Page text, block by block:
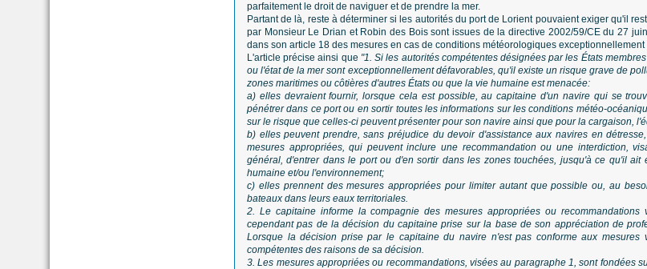
parfaitement le droit de naviguer et de prendre la mer.
Partant de là, reste à déterminer si les autorités du port de Lorient pouvaient exiger qu'il
par Monsieur Le Drian et Robin des Bois sont issues de la directive 2002/59/CE du 27
dans son article 18 des mesures en cas de conditions météorologiques
L'article précise ainsi que "1. Si les autorités compétentes désignées par les États
ou l'état de la mer sont exceptionnellement défavorables, qu'il existe un risque grave de
zones maritimes ou côtières d'autres États ou que la vie humaine est menacée:
a) elles devraient fournir, lorsque cela est possible, au capitaine d'un navire qui se
pénétrer dans ce port ou en sortir toutes les informations sur les conditions météo-
sur le risque que celles-ci peuvent présenter pour son navire ainsi que pour la cargaison,
b) elles peuvent prendre, sans préjudice du devoir d'assistance aux navires en
mesures appropriées, qui peuvent inclure une recommandation ou une interdiction,
général, d'entrer dans le port ou d'en sortir dans les zones touchées, jusqu'à ce qu'il
humaine et/ou l'environnement;
c) elles prennent des mesures appropriées pour limiter autant que possible ou, au
bateaux dans leurs eaux territoriales.
2. Le capitaine informe la compagnie des mesures appropriées ou
cependant pas de la décision du capitaine prise sur la base de son appréciation de
Lorsque la décision prise par le capitaine du navire n'est pas conforme aux
compétentes des raisons de sa décision.
3. Les mesures appropriées ou recommandations, visées au paragraphe 1, sont fondées